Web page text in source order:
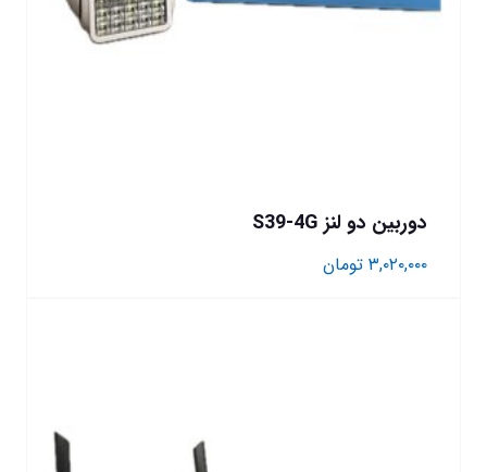
دوربین دو لنز S39-4G
۳,۰۲۰,۰۰۰ تومان